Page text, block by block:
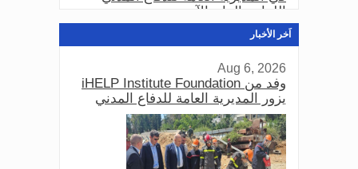
اللبناني البيان الآتي:
Aug 3, 2026
صدر عن دائرة الإعلام والعلاقات العامة
في المديرية العامة للدفاع المدني
اللبناني البيان الآتي:
اَخر الأخبار
Aug 6, 2026
وفد من iHELP Institute Foundation
يزور المديرية العامة للدفاع المدني